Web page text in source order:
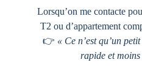
Lorsqu’on me contacte
T2 ou d’appartement
👉 « Ce n’est qu’un
rapide et